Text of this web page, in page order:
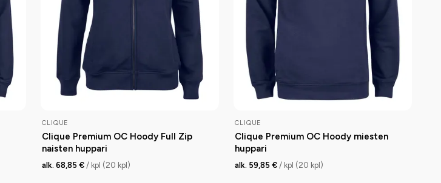
CLIQUE
Clique Premium OC Hoody Full Zip
naisten huppari
alk. 68,85 € / kpl (20 kpl)
CLIQUE
Clique Premium OC Hoody miesten
huppari
alk. 59,85 € / kpl (20 kpl)